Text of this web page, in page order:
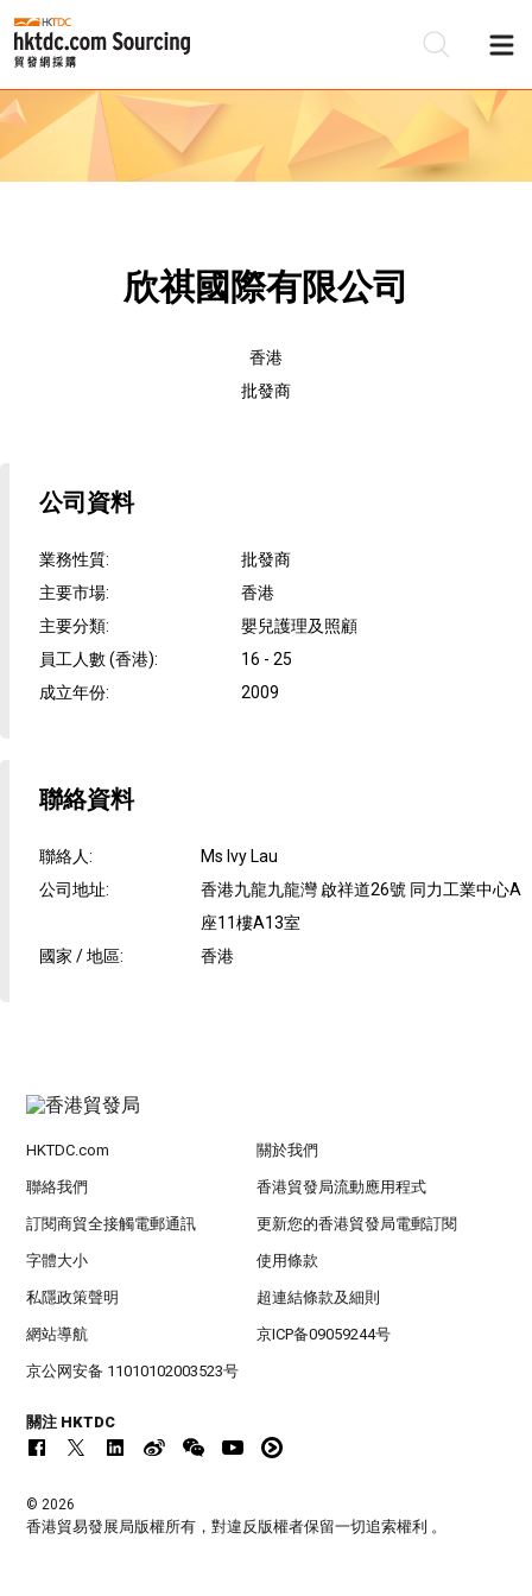
欣祺國際有限公司
香港
批發商
公司資料
業務性質:
批發商
主要市場:
香港
主要分類:
嬰兒護理及照顧
員工人數 (香港):
16 - 25
成立年份: 2009
聯絡資料
聯絡人:
Ms Ivy Lau
公司地址:
香港九龍九龍灣 啟祥道26號 同力工業中心A
座11樓A13室
國家 / 地區: 香港
HKTDC.com 關於我們
聯絡我們 香港貿發局流動應用程式
訂閱商貿全接觸電郵通訊 更新您的香港貿發局電郵訂閱
字體大小 使用條款
私隱政策聲明 超連結條款及細則
網站導航 京ICP备09059244号
京公网安备 11010102003523号
關注 HKTDC
© 2026
香港貿易發展局版權所有，對違反版權者保留一切追索權利 。